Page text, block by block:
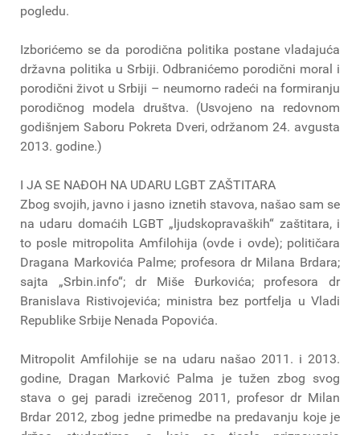
pogledu.
Izborićemo se da porodična politika postane vladajuća
državna politika u Srbiji. Odbranićemo porodični moral i
porodični život u Srbiji – neumorno radeći na formiranju
porodičnog modela društva. (Usvojeno na redovnom
godišnjem Saboru Pokreta Dveri, održanom 24. avgusta
2013. godine.)
I JA SE NAĐOH NA UDARU LGBT ZAŠTITARA
Zbog svojih, javno i jasno iznetih stavova, našao sam se
na udaru domaćih LGBT „ljudskopravaških“ zaštitara, i
to posle mitropolita Amfilohija (ovde i ovde); političara
Dragana Markovića Palme; profesora dr Milana Brdara;
sajta „Srbin.info“; dr Miše Đurkovića; profesora dr
Branislava Ristivojevića; ministra bez portfelja u Vladi
Republike Srbije Nenada Popovića.
Mitropolit Amfilohije se na udaru našao 2011. i 2013.
godine, Dragan Marković Palma je tužen zbog svog
stava o gej paradi izrečenog 2011, profesor dr Milan
Brdar 2012, zbog jedne primedbe na predavanju koje je